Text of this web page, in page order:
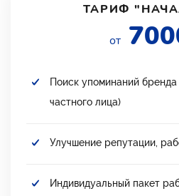
ТАРИФ
от
Поиск упоминаний бренда
частного лица)
Улучшение репутации,
Индивидуальный пакет